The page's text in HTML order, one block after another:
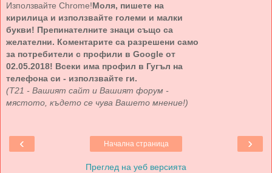
Използвайте Chrome!Моля, пишете на
кирилица и използвайте големи и малки
букви! Препинателните знаци също са
желателни. Коментарите са разрешени само
за потребители с профили в Google от
02.05.2018! Всеки има профил в Гугъл на
телефона си - използвайте ги.
(Т21 - Вашият сайт и Вашият форум -
мястото, където се чува Вашето мнение!)
‹ ›
Начална страница
Преглед на уеб версията